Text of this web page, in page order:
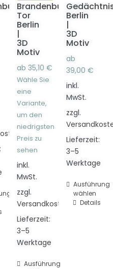
Brandenburger
Tor
Berlin
|
3D
Motiv
ab 35,10 €
Wähle Sie
eine
Variante,
um den
niedrigsten
Preis zu
sehen
inkl.
MwSt.
zzgl.
Versandkosten
Lieferzeit:
3–5
Werktage
Ausführung
Dieses
Berlin
|
3D
Motiv
ab
39,00 €
inkl.
MwSt.
zzgl.
Lieferzeit:
3–5
Werktage
Ausführung
wählen
Dieses
Produkt
Details